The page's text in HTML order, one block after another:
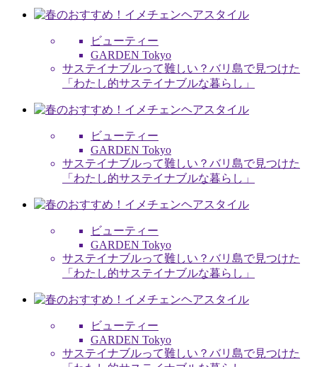
ビューティー
GARDEN Tokyo
サステイナブルって難しい？バリ島で見つけた
「わたし的サステイナブルな暮らし」
ビューティー
GARDEN Tokyo
サステイナブルって難しい？バリ島で見つけた
「わたし的サステイナブルな暮らし」
ビューティー
GARDEN Tokyo
サステイナブルって難しい？バリ島で見つけた
「わたし的サステイナブルな暮らし」
ビューティー
GARDEN Tokyo
サステイナブルって難しい？バリ島で見つけた